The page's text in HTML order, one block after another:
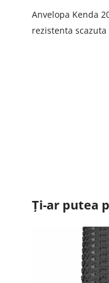
Anvelopa Kenda
rezistenta
Ți-ar putea